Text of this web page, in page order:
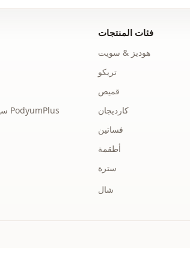
سياسة الإرجاع والاسترداد الخاصة بـ PodyumPlus
فئات المنتجات
هوديز & سويت
تريكو
قميص
كارديجان
فساتين
أطقمة
سترة
شال